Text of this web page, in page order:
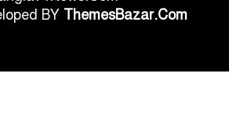
BY ThemesBazar.Com